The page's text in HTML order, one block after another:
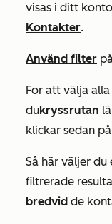
visas i ditt
Kontakter.
Använd filter
För att välja
dukryssrutan
klickar sedan på
Så här väljer
filtrerade
bredvid de